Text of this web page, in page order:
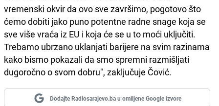
vremenski okvir da ovo sve završimo, pogotovo što
ćemo dobiti jako puno potentne radne snage koja se
sve više vraća iz EU i koja će se u to moći uključiti.
Trebamo ubrzano uklanjati barijere na svim razinama
kako bismo pokazali da smo spremni razmišljati
dugoročno o svom dobru", zaključuje Čović.
Dodajte Radiosarajevo.ba u omiljene Google izvore